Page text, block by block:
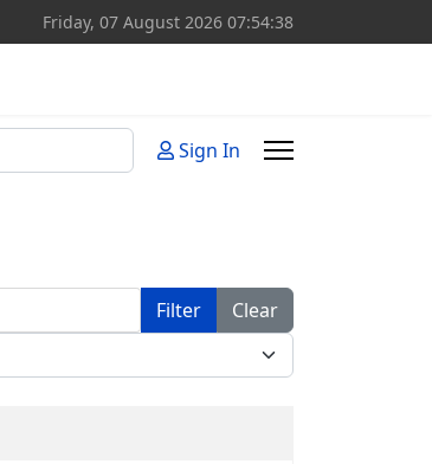
Friday, 07 August 2026 07:54:38
Sign In
Filter
Clear